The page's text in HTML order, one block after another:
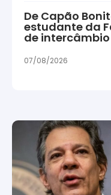
De Capão
estudante da
de intercâmbio
07/08/2026